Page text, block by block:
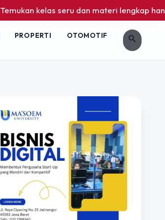
kelas seru dan materi lengkap hanya
PROPERTI OTOMOTIF search